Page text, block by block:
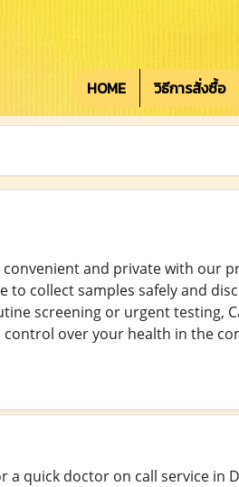
HOME วิธีการสั่งซื้อ
convenient and private with our
to collect samples safely and
screening or urgent testing,
control over your health in the
a quick doctor on call service in